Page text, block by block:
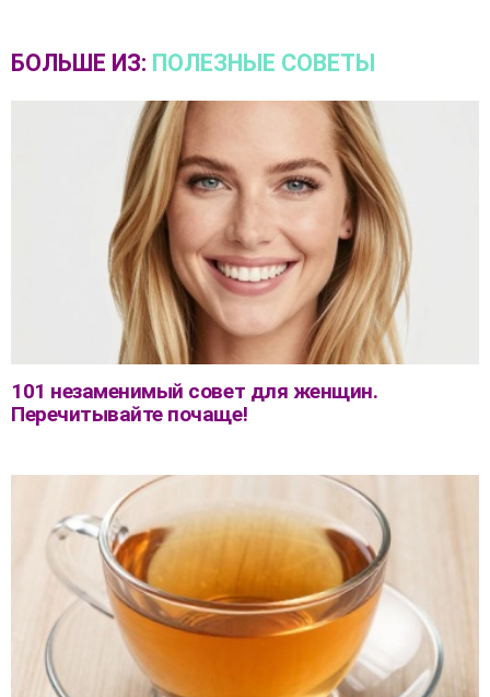
БОЛЬШЕ ИЗ: ПОЛЕЗНЫЕ СОВЕТЫ
101 незаменимый совет для женщин.
Перечитывайте почаще!